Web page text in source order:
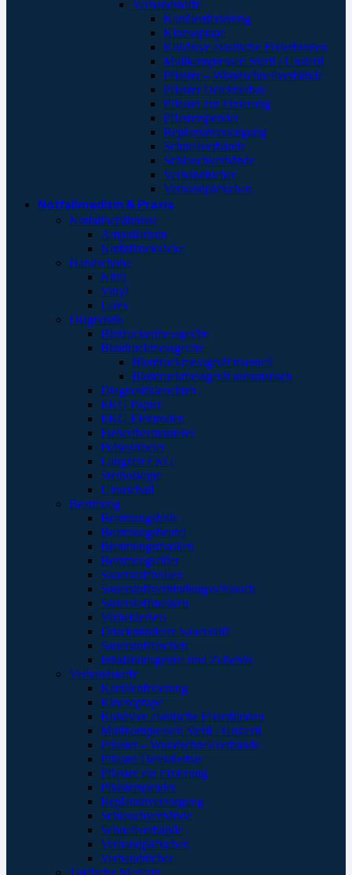
Verbandstoffe
Kanülenfixierung
Kinesoptape
Kohäsive elastische Fixierbinden
Mullkompressen Steril / Unsteril
Pflaster – Wundschnellverbände
Pflaster Detektierbar
Pflaster zur Fixierung
Pflasterspender
Replantatversorgung
Schnellverbände
Schlauchverbände
Verbandtücher
Verbandpäckchen
Notfallmedizin & Praxis
Notfallbehältnisse
Ampullarium
Notfallrucksäcke
Handschuhe
Nitril
Vinyl
Latex
Diagnostik
Blutzuckermessgeräte
Blutdruckmessgeräte
Blutdruckmessgerät manuell
Blutdruckmessgerät automatisch
Diagnostikleuchten
EKG Papier
EKG Elektroden
Fieberthermometer
Pulsoximeter
Langzeit EKG
Stethoskope
Ultraschall
Beatmung
Beatmungshilfe
Beatmungsbeutel
Beatmungsmasken
Beatmungsfilter
Sauerstoffbrillen
Sauerstoffverbindungsschlauch
Sauerstoffmasken
Verneblersets
Druckminderer Sauerstoff
Sauerstofftaschen
Inhalationsgeräte und Zubehör
Verbandstoffe
Kanülenfixierung
Kinesoptape
Kohäsive elastische Fixierbinden
Mullkompressen Steril / Unsteril
Pflaster – Wundschnellverbände
Pflaster Detektierbar
Pflaster zur Fixierung
Pflasterspender
Replantatversorgung
Schlauchverbände
Schnellverbände
Verbandpäckchen
Verbandtücher
Taktische Medizin